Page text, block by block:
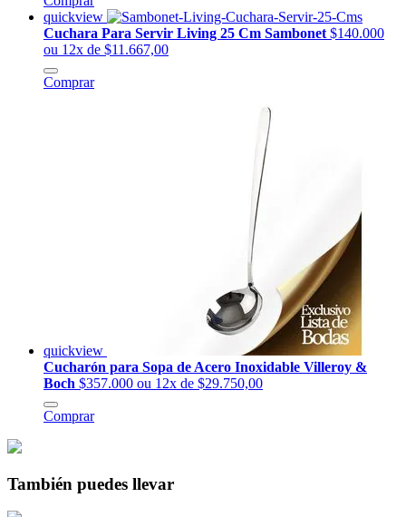
quickview
Cuchara Para Servir Living 25 Cm Sambonet $140.000
ou 12x de $11.667,00
Comprar
quickview
Cucharón para Sopa de Acero Inoxidable Villeroy &
Boch $357.000 ou 12x de $29.750,00
Comprar
También puedes llevar